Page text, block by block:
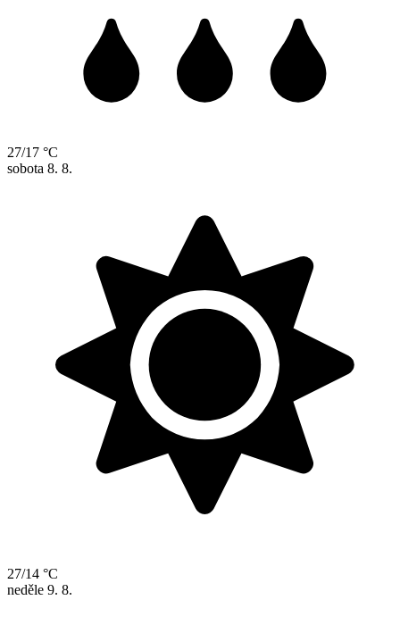
27/17 °C
sobota 8. 8.
27/14 °C
neděle 9. 8.